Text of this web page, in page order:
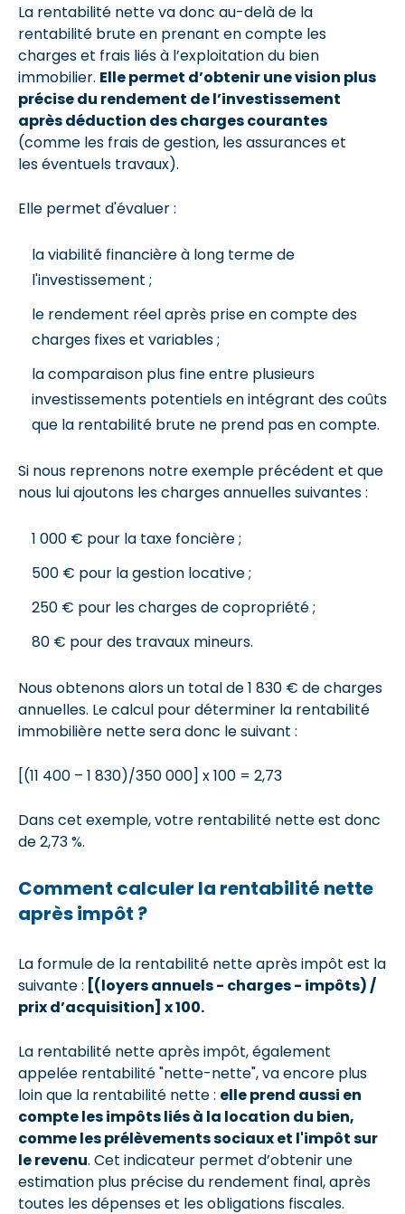
La rentabilité nette va donc au-delà de la
rentabilité brute en prenant en compte les
charges et frais liés à l’exploitation du bien
immobilier. Elle permet d’obtenir une vision plus
précise du rendement de l’investissement
après déduction des charges courantes
(comme les frais de gestion, les assurances et
les éventuels travaux).
Elle permet d'évaluer :
la viabilité financière à long terme de
l'investissement ;
le rendement réel après prise en compte des
charges fixes et variables ;
la comparaison plus fine entre plusieurs
investissements potentiels en intégrant des coûts
que la rentabilité brute ne prend pas en compte.
Si nous reprenons notre exemple précédent et que
nous lui ajoutons les charges annuelles suivantes :
1 000 € pour la taxe foncière ;
500 € pour la gestion locative ;
250 € pour les charges de copropriété ;
80 € pour des travaux mineurs.
Nous obtenons alors un total de 1 830 € de charges
annuelles. Le calcul pour déterminer la rentabilité
immobilière nette sera donc le suivant :
[(11 400 – 1 830)/350 000] x 100 = 2,73
Dans cet exemple, votre rentabilité nette est donc
de 2,73 %.
Comment calculer la rentabilité nette
après impôt ?
La formule de la rentabilité nette après impôt est la
suivante : [(loyers annuels - charges - impôts) /
prix d’acquisition] x 100.
La rentabilité nette après impôt, également
appelée rentabilité "nette-nette", va encore plus
loin que la rentabilité nette : elle prend aussi en
compte les impôts liés à la location du bien,
comme les prélèvements sociaux et l'impôt sur
le revenu. Cet indicateur permet d’obtenir une
estimation plus précise du rendement final, après
toutes les dépenses et les obligations fiscales.